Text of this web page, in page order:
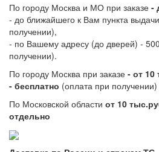
По городу Москва и МО при заказе -
- до ближайшего к Вам пункта
получении),
- по Вашему адресу (до дверей) -
получении).
По городу Москва при заказе - от 10
- бесплатно (оплата при получении)
По Московской области от 10
отдельно